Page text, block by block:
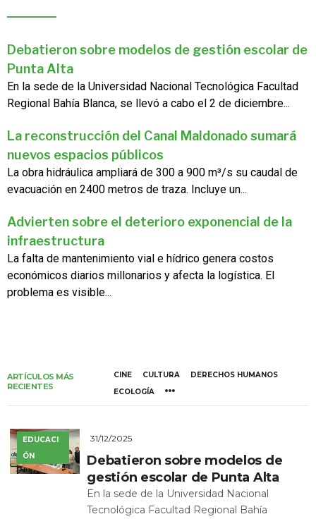
Debatieron sobre modelos de gestión escolar de
Punta Alta
En la sede de la Universidad Nacional Tecnológica Facultad
Regional Bahía Blanca, se llevó a cabo el 2 de diciembre...
La reconstrucción del Canal Maldonado sumará
nuevos espacios públicos
La obra hidráulica ampliará de 300 a 900 m³/s su caudal de
evacuación en 2400 metros de traza. Incluye un...
Advierten sobre el deterioro exponencial de la
infraestructura
La falta de mantenimiento vial e hídrico genera costos
económicos diarios millonarios y afecta la logística. El
problema es visible...
ARTÍCULOS MÁS
RECIENTES
CINE CULTURA
DERECHOS HUMANOS
ECOLOGÍA
EDUCACI
ÓN
31/12/2025
Debatieron sobre modelos de
gestión escolar de Punta Alta
En la sede de la Universidad Nacional
Tecnológica Facultad Regional Bahía